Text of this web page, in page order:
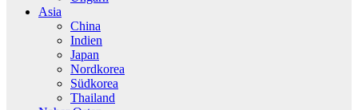
Asia
China
Indien
Japan
Nordkorea
Südkorea
Thailand